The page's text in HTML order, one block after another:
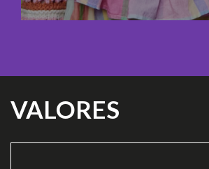
VALORES